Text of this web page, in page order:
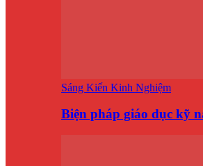
Sáng Kiến Kinh Nghiệm
Biện pháp giáo dục kỹ